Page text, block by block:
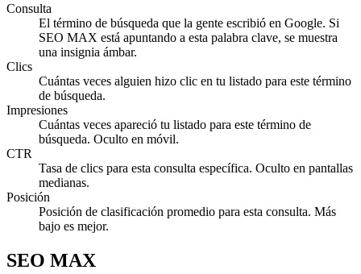
Consulta
El término de búsqueda que la gente escribió en Google. Si
SEO MAX está apuntando a esta palabra clave, se muestra
una insignia ámbar.
Clics
Cuántas veces alguien hizo clic en tu listado para este término
de búsqueda.
Impresiones
Cuántas veces apareció tu listado para este término de
búsqueda. Oculto en móvil.
CTR
Tasa de clics para esta consulta específica. Oculto en pantallas
medianas.
Posición
Posición de clasificación promedio para esta consulta. Más
bajo es mejor.
SEO MAX